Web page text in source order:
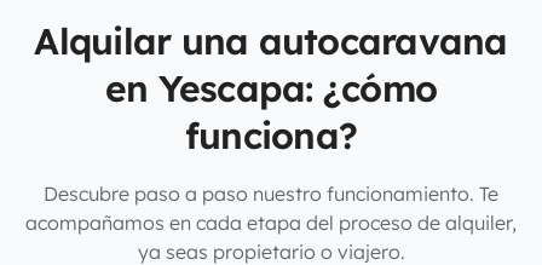
Alquilar una autocaravana
en Yescapa: ¿cómo
funciona?
Descubre paso a paso nuestro funcionamiento. Te
acompañamos en cada etapa del proceso de alquiler,
ya seas propietario o viajero.